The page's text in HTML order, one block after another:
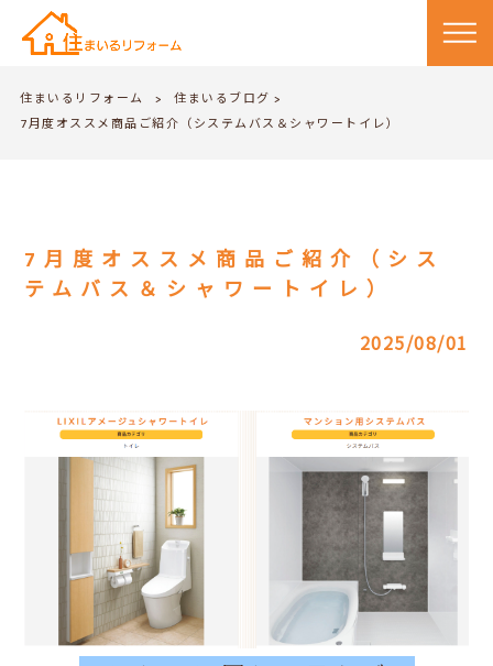
住まいるリフォーム > 住まいるブログ >
7月度オススメ商品ご紹介（システムバス＆シャワートイレ）
7月度オススメ商品ご紹介（シス
テムバス＆シャワートイレ）
2025/08/01